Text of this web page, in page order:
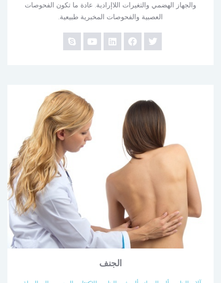
والجهاز الهضمي والتغيرات اللاإرادية. عادة ما تكون الفحوصات
العصبية والفحوصات المخبرية طبيعية.
الجنف